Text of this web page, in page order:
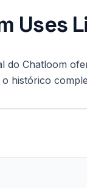
Uses
do Chatloom
histórico